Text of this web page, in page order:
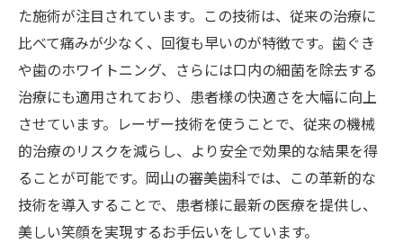
た施術が注目されています。この技術は、従来の治療に
比べて痛みが少なく、回復も早いのが特徴です。歯ぐき
や歯のホワイトニング、さらには口内の細菌を除去する
治療にも適用されており、患者様の快適さを大幅に向上
させています。レーザー技術を使うことで、従来の機械
的治療のリスクを減らし、より安全で効果的な結果を得
ることが可能です。岡山の審美歯科では、この革新的な
技術を導入することで、患者様に最新の医療を提供し、
美しい笑顔を実現するお手伝いをしています。